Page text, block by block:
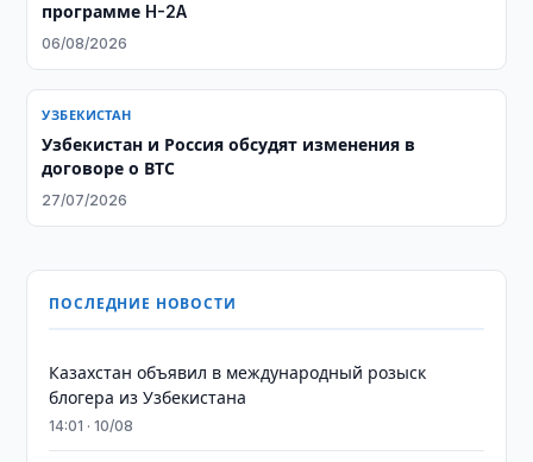
программе H-2A
06/08/2026
УЗБЕКИСТАН
Узбекистан и Россия обсудят изменения в
договоре о ВТС
27/07/2026
ПОСЛЕДНИЕ НОВОСТИ
Казахстан объявил в международный розыск
блогера из Узбекистана
14:01 · 10/08